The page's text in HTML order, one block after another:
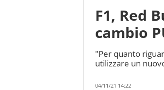
F1, Red
cambio
"Per quanto
utilizzare un
04/11/21 14:22